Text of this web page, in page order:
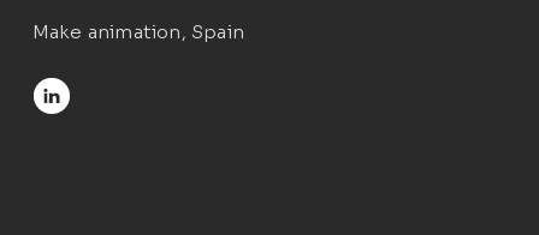
Make animation, Spain